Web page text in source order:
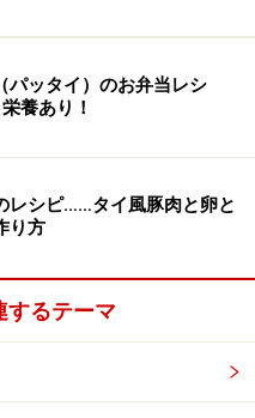
はこちら
ドによる野菜のおかずレ
新の内容をご確認くださ
中毒や体調不良を引き起こ
、正しい方法で行い、なる
また、持ち運びの際は保存方
パッタイ）のお弁当レシ
養あり！
レシピ……タイ風豚肉と卵と
り方
するテーマ